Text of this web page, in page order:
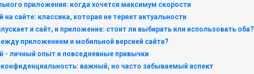
приложения: когда хочется максимум скорости
на сайте: классика, которая не теряет актуальности
и сайт, и приложение: стоит ли выбирать или использовать оба?
приложением и мобильной версией сайта?
­- личный опыт и повседневные привычки
конфиденциальность: важный, но часто забываемый аспект